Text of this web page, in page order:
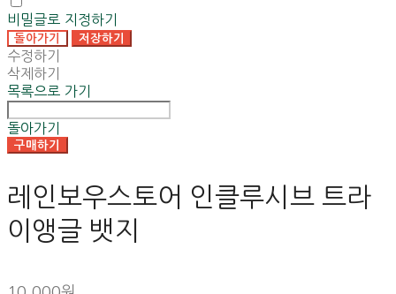
비밀글로 지정하기
돌아가기 저장하기
수정하기
삭제하기
목록으로 가기
돌아가기
구매하기
레인보우스토어 인클루시브 트라
이앵글 뱃지